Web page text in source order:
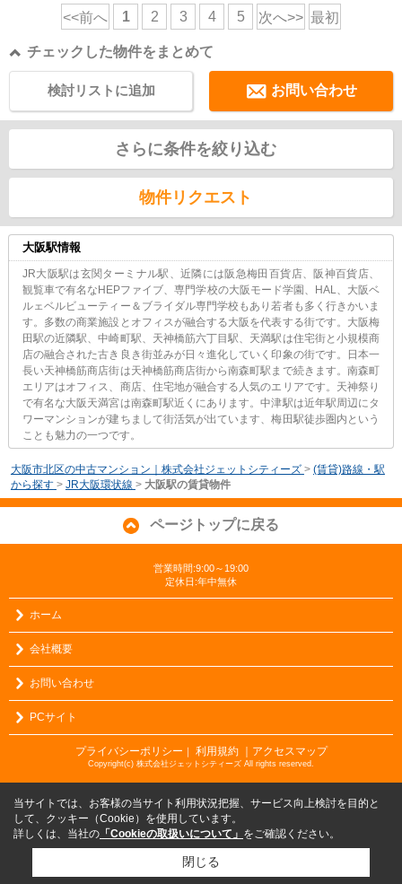
<<前へ 1 2 3 4 5 次へ>> 最初
チェックした物件をまとめて
お問い合わせ
検討リストに追加
さらに条件を絞り込む
物件リクエスト
大阪駅情報
JR大阪駅は玄関ターミナル駅、近隣には阪急梅田百貨店、阪神百貨店、
観覧車で有名なHEPファイブ、専門学校の大阪モード学園、HAL、大阪ベ
ルェベルビューティー＆ブライダル専門学校もあり若者も多く行きかいま
す。多数の商業施設とオフィスが融合する大阪を代表する街です。大阪梅
田駅の近隣駅、中崎町駅、天神橋筋六丁目駅、天満駅は住宅街と小規模商
店の融合された古き良き街並みが日々進化していく印象の街です。日本一
長い天神橋筋商店街は天神橋筋商店街から南森町駅まで続きます。南森町
エリアはオフィス、商店、住宅地が融合する人気のエリアです。天神祭り
で有名な大阪天満宮は南森町駅近くにあります。中津駅は近年駅周辺にタ
ワーマンションが建ちまして街活気が出ています、梅田駅徒歩圏内という
ことも魅力の一つです。
大阪市北区の中古マンション｜株式会社ジェットシティーズ > (賃貸)路線・駅
から探す > JR大阪環状線 > 大阪駅の賃貸物件
ページトップに戻る
営業時間:9:00～19:00
定休日:年中無休
ホーム
会社概要
お問い合わせ
PCサイト
プライバシーポリシー ｜ 利用規約 ｜アクセスマップ
Copyright(c) 株式会社ジェットシティーズ All rights reserved.
当サイトでは、お客様の当サイト利用状況把握、サービス向上検討を目的と
して、クッキー（Cookie）を使用しています。
詳しくは、当社の 「Cookieの取扱いについて」 をご確認ください。
閉じる